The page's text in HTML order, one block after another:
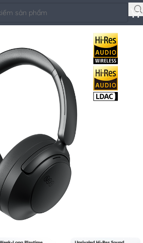
Switching, 7 Mics with Al for Call Clarity)